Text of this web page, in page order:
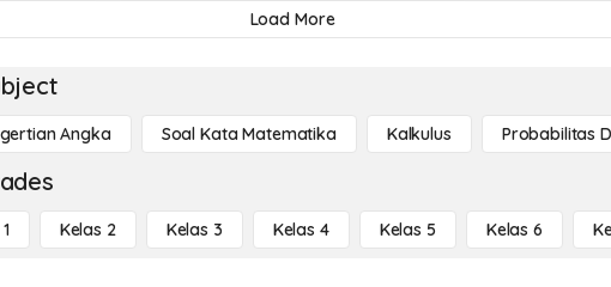
Load More
Angka Soal Kata Matematika Kalkulus Probabilitas
Kelas 2 Kelas 3 Kelas 4 Kelas 5 Kelas 6